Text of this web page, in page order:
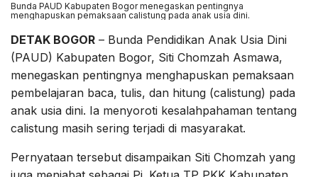
Bunda PAUD Kabupaten Bogor menegaskan pentingnya
menghapuskan pemaksaan calistung pada anak usia dini.
DETAK BOGOR – Bunda Pendidikan Anak Usia Dini
(PAUD) Kabupaten Bogor, Siti Chomzah Asmawa,
menegaskan pentingnya menghapuskan pemaksaan
pembelajaran baca, tulis, dan hitung (calistung) pada
anak usia dini. Ia menyoroti kesalahpahaman tentang
calistung masih sering terjadi di masyarakat.
Pernyataan tersebut disampaikan Siti Chomzah yang